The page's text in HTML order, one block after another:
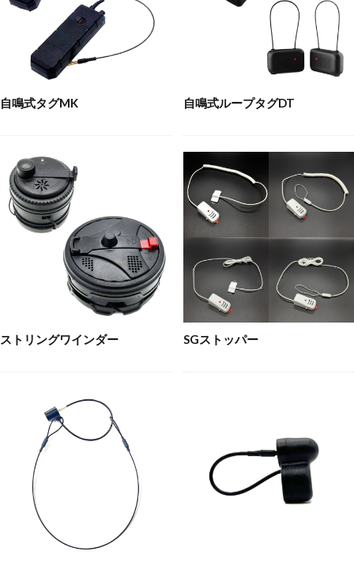
自鳴式タグMK 自鳴式ループタグDT
ストリングワインダー SGストッパー